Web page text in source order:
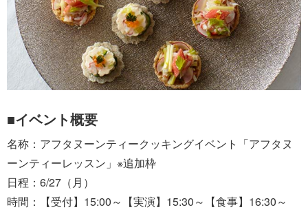
■イベント概要
名称：アフタヌーンティークッキングイベント「アフタヌ
ーンティーレッスン」※追加枠
日程：6/27（月）
時間：【受付】15:00～【実演】15:30～【食事】16:30～